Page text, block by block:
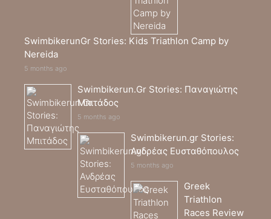
SwimbikerunGr Stories: Kids Triathlon Camp by
Nereida
5 months ago
Swimbikerun.Gr Stories: Παναγιώτης
Μπιτάδος
5 months ago
Swimbikerun.gr Stories:
Ανδρέας Ευσταθόπουλος
5 months ago
Greek
Triathlon
Races Review